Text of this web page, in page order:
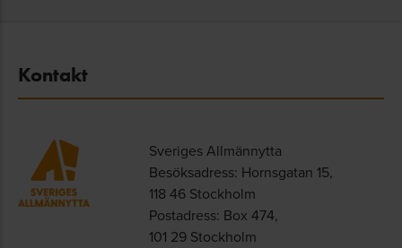
Kontakt
Sveriges Allmännytta
Besöksadress: Hornsgatan 15,
118 46 Stockholm
Postadress: Box 474,
101 29 Stockholm